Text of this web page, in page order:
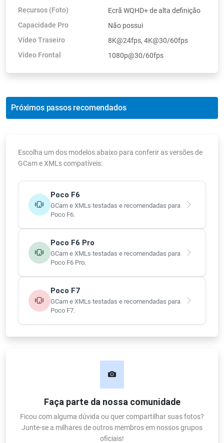
Recursos (Foto)
Ecrã WQHD+ de alta definição
Capacidade Pro
Não possui
Vídeo Traseiro
8K@24fps, 4K@30/60fps
Vídeo Frontal
1080p@30/60fps
Próximos passos recomendados
Escolha um dos modelos abaixo para conferir as versões de
GCam e XMLs compatíveis:
Poco F6
GCam e XMLs testadas e recomendadas para
Poco F6.
Poco F6 Pro
GCam e XMLs testadas e recomendadas para
Poco F6 Pro.
Poco F7
GCam e XMLs testadas e recomendadas para
Poco F7.
Faça parte da nossa comunidade
Ficou com alguma dúvida ou quer compartilhar suas fotos?
Junte-se a milhares de outros membros em nossos grupos
oficiais!